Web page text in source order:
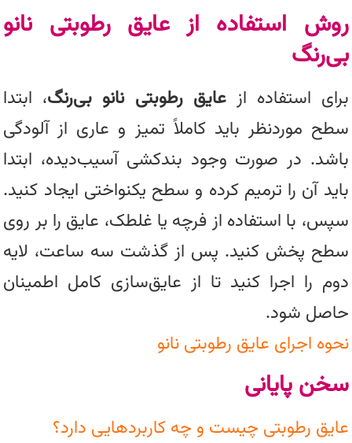
روش استفاده از عایق رطوبتی نانو
بی‌رنگ
برای استفاده ازعایق رطوبتی نانو بی‌رنگ، ابتدا
سطح موردنظر باید کاملاً تمیز و عاری از آلودگی
باشد. در صورت وجود بندکشی آسیب‌دیده، ابتدا
باید آن را ترمیم کرده و سطح یکنواختی ایجاد کنید.
سپس، با استفاده از فرچه یا غلطک، عایق را بر روی
سطح پخش کنید. پس از گذشت سه ساعت، لایه
دوم را اجرا کنید تا از عایق‌سازی کامل اطمینان
حاصل شود.
نحوه اجرای عایق رطوبتی نانو
سخن پایانی
عایق رطوبتی چیست و چه کاربردهایی دارد؟